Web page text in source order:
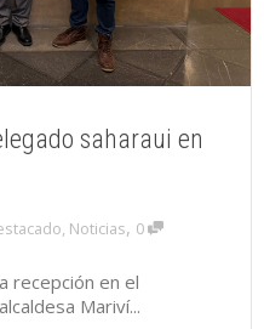
saharaui en
, Noticias, 0
recepción en el
Mariví...